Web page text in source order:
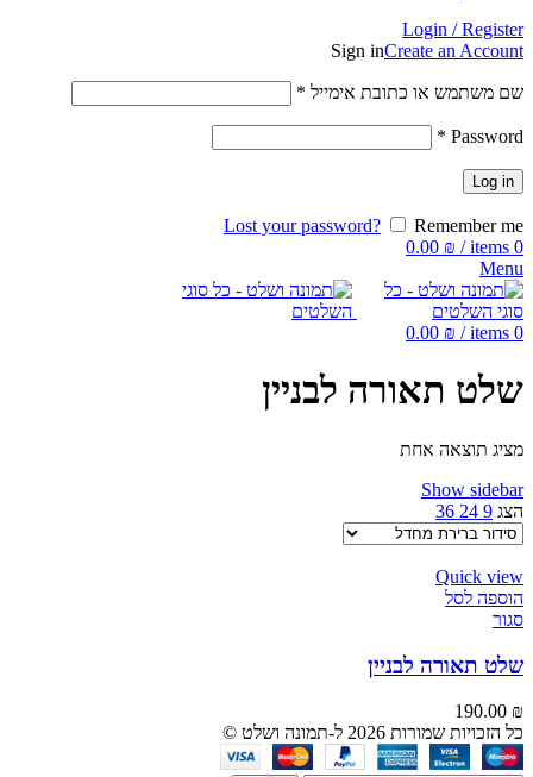
Login / Register
Sign inCreate an Account
שם משתמש או כתובת אימייל *
Password
*
Log in
Lost your password?
Remember me
0
items
/
0.00 ₪
Menu
0
items
/
0.00 ₪
שלט תאורה לבניין
מציג תוצאה אחת
Show sidebar
הצג 9
24
36
Quick view
הוספה לסל
סגור
שלט תאורה לבניין
190.00 ₪
כל הזכויות שמורות 2026 ל-תמונה ושלט ©